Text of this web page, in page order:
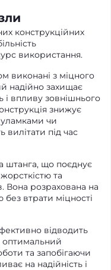
конструкційних
використання.
виконані з міцного
надійно захищає
впливу зовнішнього
знижує
чи
під час
штанга, що поєднує
та
Вона розрахована на
без втрати міцності
відводить
оптимальний
та запобігаючи
на надійність і